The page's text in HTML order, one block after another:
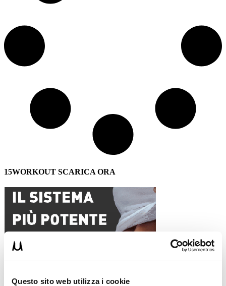
Questo sito web utilizza i cookie
15WORKOUT SCARICA ORA